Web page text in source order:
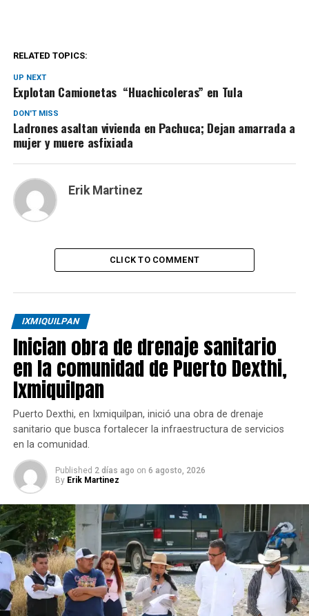
RELATED TOPICS:
UP NEXT
Explotan Camionetas “Huachicoleras” en Tula
DON'T MISS
Ladrones asaltan vivienda en Pachuca; Dejan amarrada a
mujer y muere asfixiada
Erik Martinez
CLICK TO COMMENT
IXMIQUILPAN
Inician obra de drenaje sanitario
en la comunidad de Puerto Dexthi,
Ixmiquilpan
Puerto Dexthi, en Ixmiquilpan, inició una obra de drenaje
sanitario que busca fortalecer la infraestructura de servicios
en la comunidad.
Published 2 días ago on 6 agosto, 2026
By Erik Martinez